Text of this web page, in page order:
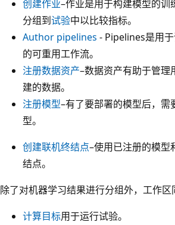
创建作业–作业是用于构建模型的训
分组到试验中以比较指标。
Author pipelines - Pipelines是用
的可重用工作流。
注册数据资产–数据资产有助于管理
建的数据。
注册模型–有了要部署的模型后，需
型。
创建联机终结点–使用已注册的模型
结点。
除了对机器学习结果进行分组外，工作区
计算目标用于运行试验。